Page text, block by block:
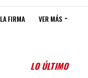
LA FIRMA VER MÁS
LO ÚLTIMO